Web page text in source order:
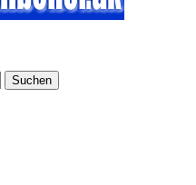
Suchen